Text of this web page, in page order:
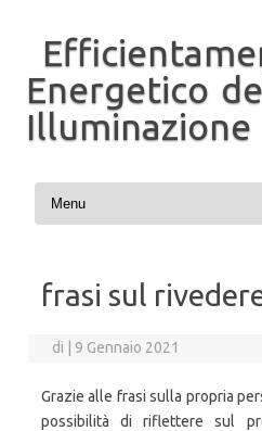
Energetico
Illuminazione
Vai al contenuto
frasi sul
di 9 Gennaio 2021
Grazie alle frasi sulla propria
possibilità di riflettere sul